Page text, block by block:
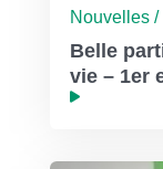
Nouvelles
Belle
vie – 1er